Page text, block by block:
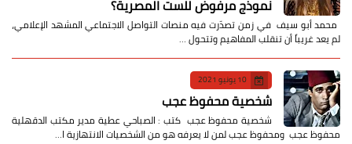
نموذج مرفوض للست المصرية؟
​ محمد أبو سيف ​في زمن تصدّرت فيه منصات التواصل الاجتماعي المشهد الإعلامي،
لم يعد غريباً أن تنقلب المفاهيم وتتحول …
10 يونيو 2021
شخصية محفوظ عجب
شخصية محفوظ عجب كتب : الصباحي عطية مدير مكتب الدقهلية
محفوظ عجب ومحفوظ عجب لمن لا يعرفه هو من الشخصيات الانتهازية ا…